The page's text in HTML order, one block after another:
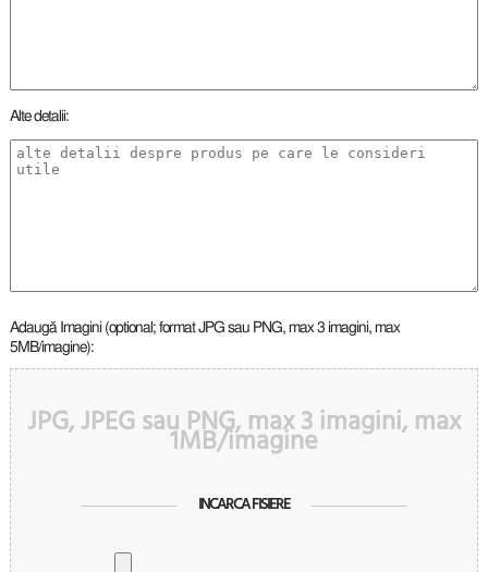
Alte detalii:
Adaugă Imagini (optional; format JPG sau PNG, max 3 imagini, max
5MB/imagine):
JPG, JPEG sau PNG, max 3 imagini, max
1MB/imagine
INCARCA FISIERE